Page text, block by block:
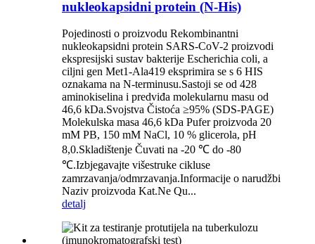
nukleokapsidni protein (N-His)
Pojedinosti o proizvodu Rekombinantni
nukleokapsidni protein SARS-CoV-2 proizvodi
ekspresijski sustav bakterije Escherichia coli, a
ciljni gen Met1-Ala419 eksprimira se s 6 HIS
oznakama na N-terminusu.Sastoji se od 428
aminokiselina i predviđa molekularnu masu od
46,6 kDa.Svojstva Čistoća ≥95% (SDS-PAGE)
Molekulska masa 46,6 kDa Pufer proizvoda 20
mM PB, 150 mM NaCl, 10 % glicerola, pH
8,0.Skladištenje Čuvati na -20 ℃ do -80
℃.Izbjegavajte višestruke cikluse
zamrzavanja/odmrzavanja.Informacije o narudžbi
Naziv proizvoda Kat.Ne Qu...
detalj